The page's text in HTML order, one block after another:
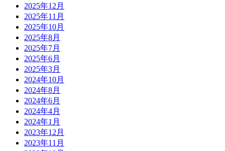
2025年12月
2025年11月
2025年10月
2025年8月
2025年7月
2025年6月
2025年3月
2024年10月
2024年8月
2024年6月
2024年4月
2024年1月
2023年12月
2023年11月